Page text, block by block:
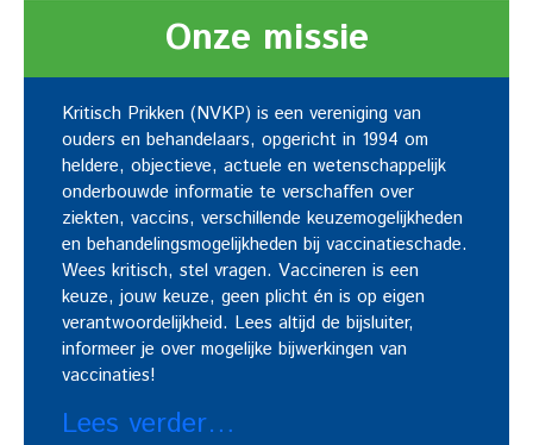
Onze missie
Kritisch Prikken (NVKP) is een vereniging van
ouders en behandelaars, opgericht in 1994 om
heldere, objectieve, actuele en wetenschappelijk
onderbouwde informatie te verschaffen over
ziekten, vaccins, verschillende keuzemogelijkheden
en behandelingsmogelijkheden bij vaccinatieschade.
Wees kritisch, stel vragen. Vaccineren is een
keuze, jouw keuze, geen plicht én is op eigen
verantwoordelijkheid. Lees altijd de bijsluiter,
informeer je over mogelijke bijwerkingen van
vaccinaties!
Lees verder…